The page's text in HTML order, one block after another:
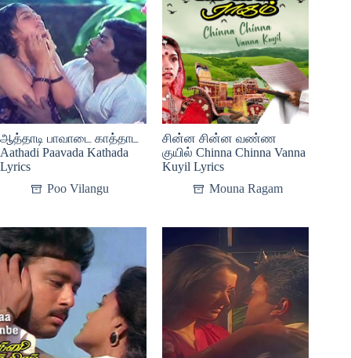
ஆத்தாடி பாவாடை காத்தாட
Aathadi Paavada Kathada
Lyrics
Poo Vilangu
சின்ன சின்ன வண்ண
குயில் Chinna Chinna Vanna
Kuyil Lyrics
Mouna Ragam